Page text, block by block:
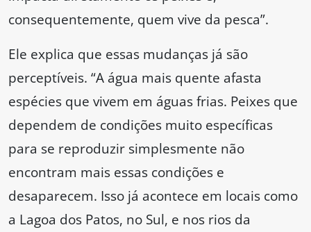
consequentemente, quem vive da pesca”.
Ele explica que essas mudanças já são
perceptíveis. “A água mais quente afasta
espécies que vivem em águas frias. Peixes que
dependem de condições muito específicas
para se reproduzir simplesmente não
encontram mais essas condições e
desaparecem. Isso já acontece em locais como
a Lagoa dos Patos, no Sul, e nos rios da